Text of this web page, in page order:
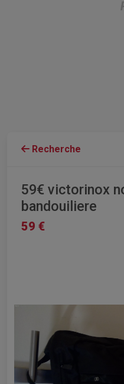
Recherche
59€ victorinox
bandouiliere
59 €